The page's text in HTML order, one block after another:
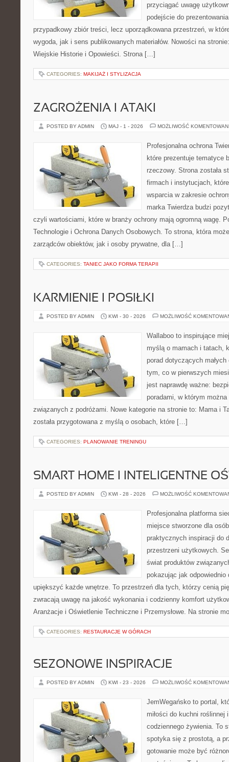
przyciągać uwagę
podejście do
przypadkowy zbiór treści, lecz uporządkowana przestrzeń, w
wygoda, jak i sens publikowanych materiałów. Nowości na
Wiejskie Historie i Opowieści. Strona […]
CATEGORIES: MAKIJAŻ I STYLIZACJA
ZAGROŻENIA I ATAKI
POSTED BY ADMIN MAJ - 1 - 2026 MOŻLIWOŚĆ
Profesjonalna ochrona
które prezentuje tematyce
rzeczowy. Strona została
firmach i instytucjach,
wsparcia w zakresie
marka Twierdza budzi
czyli wartościami, które w branży ochrony mają ogromną wagę.
Technologie i Ochrona Danych Osobowych. To strona, która
zarządców obiektów, jak i osoby prywatne, dla […]
CATEGORIES: TANIEC JAKO FORMA TERAPII
KARMIENIE I POSIŁKI
POSTED BY ADMIN KWI - 30 - 2026 MOŻLIWOŚĆ
Wallaboo to inspirujące
myślą o mamach i tatach,
porad dotyczących
tym, co w pierwszych
jest naprawdę ważne:
poradami, w którym
związanych z podróżami. Nowe kategorie na stronie to: Mama i
została przygotowana z myślą o osobach, które […]
CATEGORIES: PLANOWANIE TRENINGU
SMART HOME I INTELIGENTNE
POSTED BY ADMIN KWI - 28 - 2026 MOŻLIWOŚĆ
Profesjonalna platforma
miejsce stworzone dla
praktycznych inspiracji do
przestrzeni użytkowych.
świat produktów
pokazując jak odpowiednio
upiększyć każde wnętrze. To przestrzeń dla tych, którzy cenią
zwracają uwagę na jakość wykonania i codzienny komfort
Aranżacje i Oświetlenie Techniczne i Przemysłowe. Na stronie
CATEGORIES: RESTAURACJE W GÓRACH
SEZONOWE INSPIRACJE
POSTED BY ADMIN KWI - 23 - 2026 MOŻLIWOŚĆ
JemWegańsko to portal,
miłości do kuchni roślinnej
codziennego żywienia. To
spotyka się z prostotą, a
gotowanie może być